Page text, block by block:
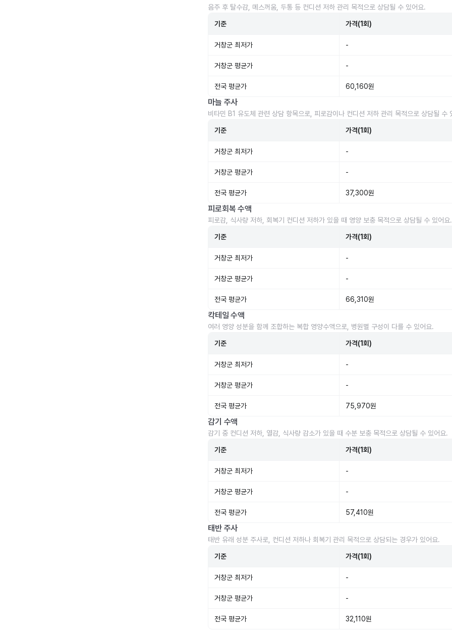
음주 후 탈수감, 메스꺼움, 두통 등 컨디션 저하 관리 목적으로 상담될 수 있어요.
기준 가격(1회)
거창군 최저가 -
거창군 평균가 -
전국 평균가 60,160원
마늘 주사
비타민 B1 유도체 관련 상담 항목으로, 피로감이나 컨디션 저하 관리 목적으로 상담될 수
기준 가격(1회)
거창군 최저가 -
거창군 평균가 -
전국 평균가 37,300원
피로회복 수액
피로감, 식사량 저하, 회복기 컨디션 저하가 있을 때 영양 보충 목적으로 상담될 수 있어요.
기준 가격(1회)
거창군 최저가 -
거창군 평균가 -
전국 평균가 66,310원
칵테일 수액
여러 영양 성분을 함께 조합하는 복합 영양수액으로, 병원별 구성이 다를 수 있어요.
기준 가격(1회)
거창군 최저가 -
거창군 평균가 -
전국 평균가 75,970원
감기 수액
감기 중 컨디션 저하, 열감, 식사량 감소가 있을 때 수분 보충 목적으로 상담될 수 있어요.
기준 가격(1회)
거창군 최저가 -
거창군 평균가 -
전국 평균가 57,410원
태반 주사
태반 유래 성분 주사로, 컨디션 저하나 회복기 관리 목적으로 상담되는 경우가 있어요.
기준 가격(1회)
거창군 최저가 -
거창군 평균가 -
전국 평균가 32,110원